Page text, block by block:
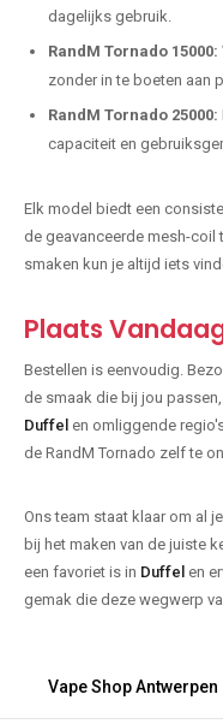
dagelijks gebruik.
RandM Tornado 15000:
zonder in te boeten aan
RandM Tornado 25000:
capaciteit en
Elk model biedt een
de geavanceerde mesh-coil
smaken kun je altijd iets
Plaats
Bestellen is eenvoudig.
de smaak die bij jou
Duffel en omliggende
de RandM Tornado zelf te
Ons team staat klaar om al
bij het maken van de juiste
een favoriet is in Duffel en
gemak die deze wegwerp
Vape Shop Antwerpen